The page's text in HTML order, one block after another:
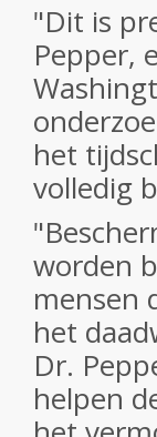
"Dit is
Pepper,
het
volledig
worden
mensen
het
Dr.
helpen